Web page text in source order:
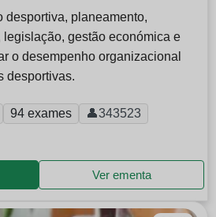
desportiva, planeamento,
legislação, gestão económica e
o desempenho organizacional
desportivas.
94 exames 👤343523
Ver ementa